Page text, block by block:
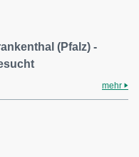
(Pfalz) -
mehr